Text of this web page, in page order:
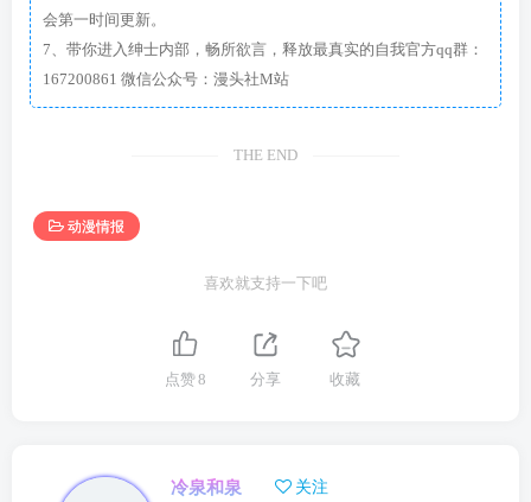
会第一时间更新。
7、带你进入绅士内部，畅所欲言，释放最真实的自我官方qq群：
167200861 微信公众号：漫头社M站
THE END
动漫情报
喜欢就支持一下吧
点赞8 分享 收藏
冷泉和泉 关注